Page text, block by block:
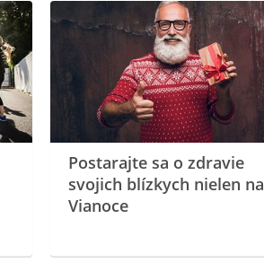
Postarajte sa o zdravie
svojich blízkych nielen na
Vianoce